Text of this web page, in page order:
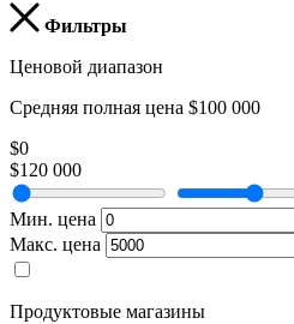
Фильтры
Ценовой диапазон
Средняя полная цена $100 000
$0
$120 000
Мин. цена
Макс. цена
Продуктовые магазины